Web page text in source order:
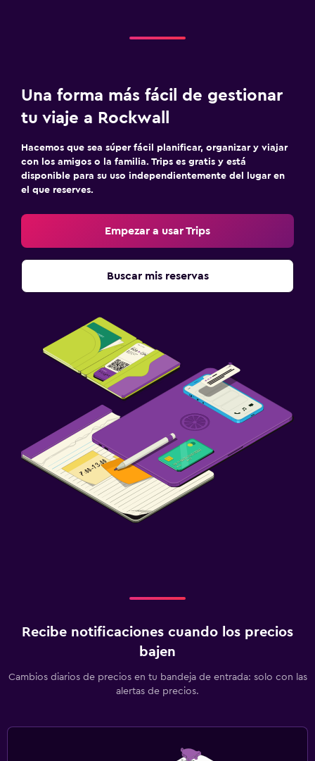
Una forma más fácil de gestionar
tu viaje a Rockwall
Hacemos que sea súper fácil planificar, organizar y viajar
con los amigos o la familia. Trips es gratis y está
disponible para su uso independientemente del lugar en
el que reserves.
Empezar a usar Trips
Buscar mis reservas
Recibe notificaciones cuando los precios
bajen
Cambios diarios de precios en tu bandeja de entrada: solo con las
alertas de precios.